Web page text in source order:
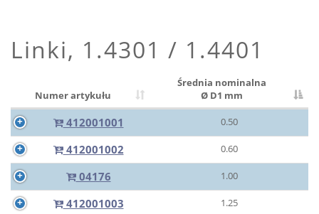
Linki, 1.4301 / 1.4401
Numer artykułu
Średnia nominalna
Ø D1 mm
412001001 0.50
412001002 0.60
04176 1.00
412001003 1.25